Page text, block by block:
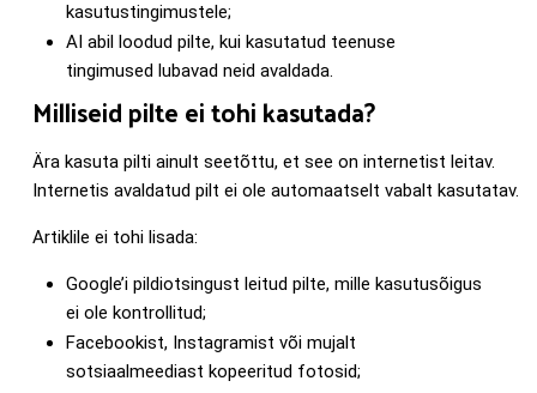
kasutustingimustele;
AI abil loodud pilte, kui kasutatud teenuse
tingimused lubavad neid avaldada.
Milliseid pilte ei tohi kasutada?
Ära kasuta pilti ainult seetõttu, et see on internetist leitav.
Internetis avaldatud pilt ei ole automaatselt vabalt kasutatav.
Artiklile ei tohi lisada:
Google’i pildiotsingust leitud pilte, mille kasutusõigus
ei ole kontrollitud;
Facebookist, Instagramist või mujalt
sotsiaalmeediast kopeeritud fotosid;